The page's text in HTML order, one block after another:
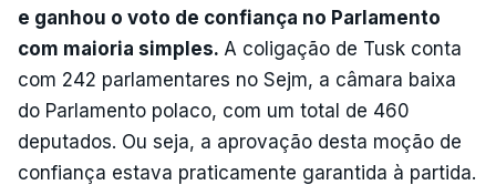
e ganhou o voto de confiança no Parlamento
com maioria simples. A coligação de Tusk conta
com 242 parlamentares no Sejm, a câmara baixa
do Parlamento polaco, com um total de 460
deputados. Ou seja, a aprovação desta moção de
confiança estava praticamente garantida à partida.